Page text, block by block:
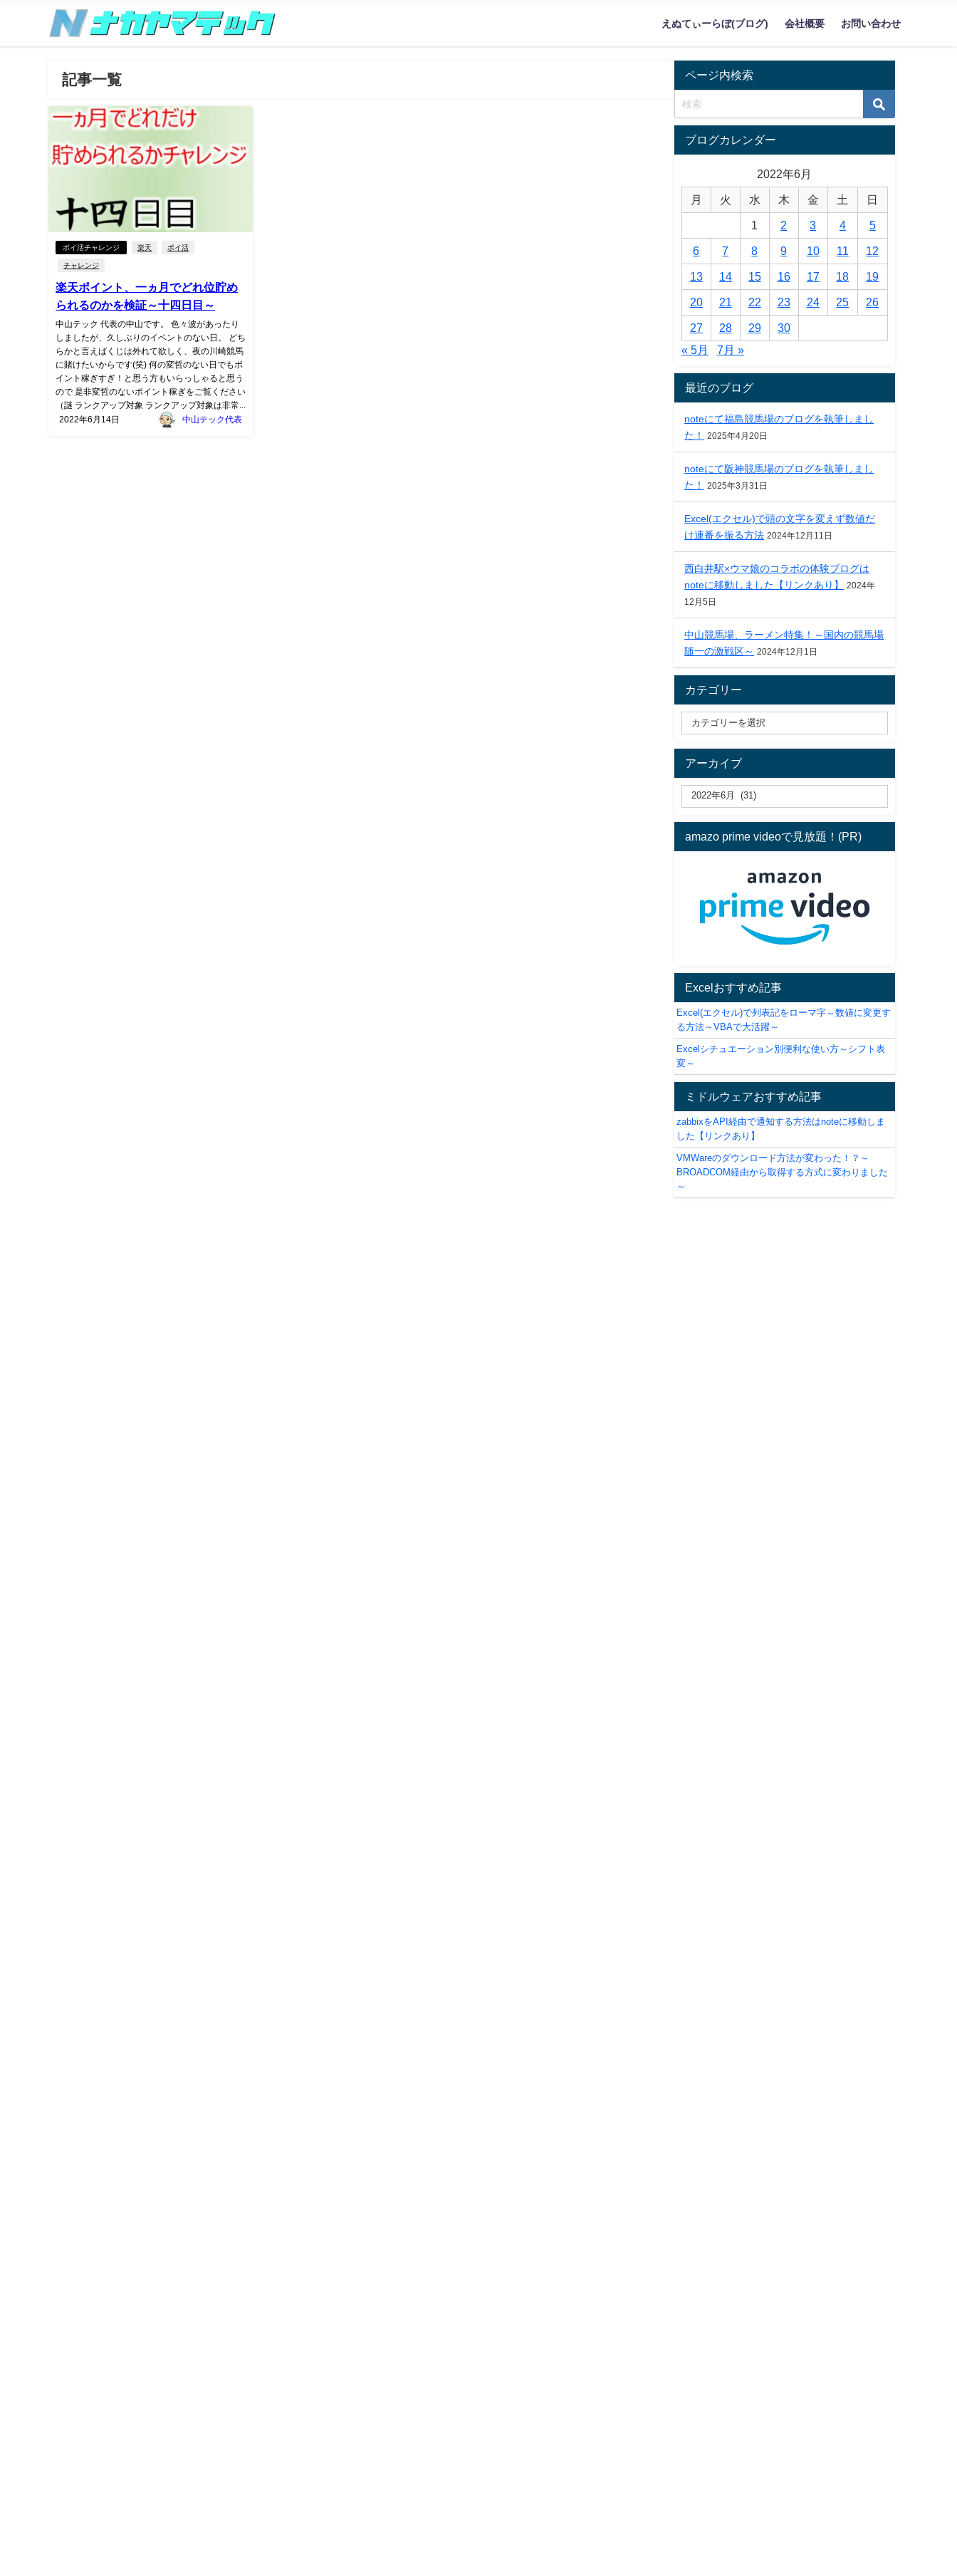
えぬてぃーらぼ(ブログ) 会社概要 お問い合わせ
記事一覧
ポイ活チャレンジ 楽天 ポイ活
チャレンジ
楽天ポイント、一ヵ月でどれ位貯め
られるのかを検証～十四日目～
中山テック 代表の中山です。 色々波があったり
しましたが、久しぶりのイベントのない日。 どち
らかと言えばくじは外れて欲しく、夜の川崎競馬
に賭けたいからです(笑) 何の変哲のない日でもポ
イント稼ぎすぎ！と思う方もいらっしゃると思う
ので 是非変哲のないポイント稼ぎをご覧ください
（謎 ランクアップ対象 ランクアップ対象は非常...
2022年6月14日
中山テック代表
ページ内検索
ブログカレンダー
2022年6月
月 火 水 木 金 土 日
1 2 3 4 5
6 7 8 9 10 11 12
13 14 15 16 17 18 19
20 21 22 23 24 25 26
27 28 29
30
« 5月
7月 »
最近のブログ
noteにて福島競馬場のブログを執筆しまし
た！
2025年4月20日
noteにて阪神競馬場のブログを執筆しまし
た！
2025年3月31日
Excel(エクセル)で頭の文字を変えず数値だ
け連番を振る方法 2024年12月11日
西白井駅×ウマ娘のコラボの体験ブログは
noteに移動しました【リンクあり】
2024年
12月5日
中山競馬場、ラーメン特集！～国内の競馬場
随一の激戦区～ 2024年12月1日
カテゴリー
アーカイブ
amazo prime videoで見放題！(PR)
Excelおすすめ記事
Excel(エクセル)で列表記をローマ字⇔数値に変更す
る方法～VBAで大活躍～
Excelシチュエーション別便利な使い方～シフト表
変～
ミドルウェアおすすめ記事
zabbixをAPI経由で通知する方法はnoteに移動しま
した【リンクあり】
VMWareのダウンロード方法が変わった！？～
BROADCOM経由から取得する方式に変わりました
～